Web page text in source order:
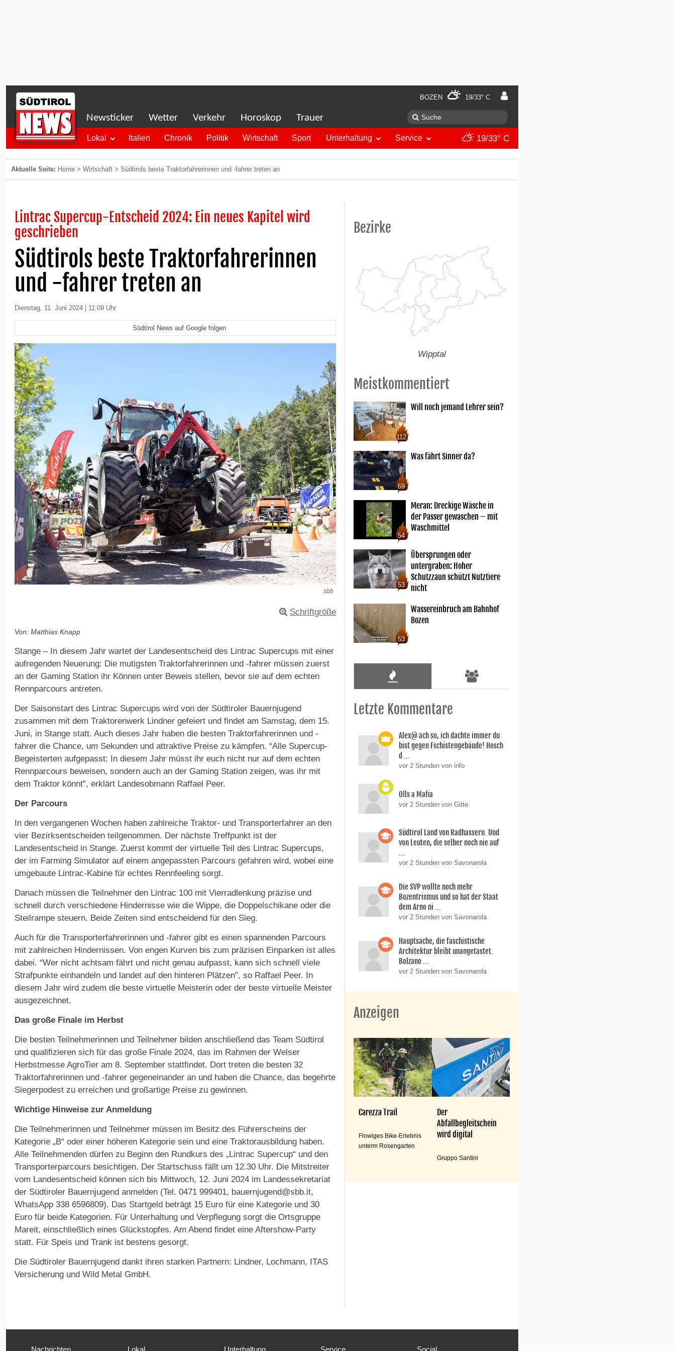
BOZEN 19/33° C
Newsticker Wetter Verkehr Horoskop Trauer
Lokal Italien Chronik Politik Wirtschaft Sport Unterhaltung Service 19/33° C
Aktuelle Seite: Home > Wirtschaft > Südtirols beste Traktorfahrerinnen und -fahrer treten an
Lintrac Supercup-Entscheid 2024: Ein neues Kapitel wird
geschrieben
Südtirols beste Traktorfahrerinnen
und -fahrer treten an
Dienstag, 11. Juni 2024 | 11:09 Uhr
Südtirol News auf Google folgen
sbb
Schriftgröße
Von: Matthias Knapp
Stange – In diesem Jahr wartet der Landesentscheid des Lintrac Supercups mit einer
aufregenden Neuerung: Die mutigsten Traktorfahrerinnen und -fahrer müssen zuerst
an der Gaming Station ihr Können unter Beweis stellen, bevor sie auf dem echten
Rennparcours antreten.
Der Saisonstart des Lintrac Supercups wird von der Südtiroler Bauernjugend
zusammen mit dem Traktorenwerk Lindner gefeiert und findet am Samstag, dem 15.
Juni, in Stange statt. Auch dieses Jahr haben die besten Traktorfahrerinnen und -
fahrer die Chance, um Sekunden und attraktive Preise zu kämpfen. “Alle Supercup-
Begeisterten aufgepasst: In diesem Jahr müsst ihr euch nicht nur auf dem echten
Rennparcours beweisen, sondern auch an der Gaming Station zeigen, was ihr mit
dem Traktor könnt”, erklärt Landesobmann Raffael Peer.
Der Parcours
In den vergangenen Wochen haben zahlreiche Traktor- und Transporterfahrer an den
vier Bezirksentscheiden teilgenommen. Der nächste Treffpunkt ist der
Landesentscheid in Stange. Zuerst kommt der virtuelle Teil des Lintrac Supercups,
der im Farming Simulator auf einem angepassten Parcours gefahren wird, wobei eine
umgebaute Lintrac-Kabine für echtes Rennfeeling sorgt.
Danach müssen die Teilnehmer den Lintrac 100 mit Vierradlenkung präzise und
schnell durch verschiedene Hindernisse wie die Wippe, die Doppelschikane oder die
Steilrampe steuern. Beide Zeiten sind entscheidend für den Sieg.
Auch für die Transporterfahrerinnen und -fahrer gibt es einen spannenden Parcours
mit zahlreichen Hindernissen. Von engen Kurven bis zum präzisen Einparken ist alles
dabei. “Wer nicht achtsam fährt und nicht genau aufpasst, kann sich schnell viele
Strafpunkte einhandeln und landet auf den hinteren Plätzen”, so Raffael Peer. In
diesem Jahr wird zudem die beste virtuelle Meisterin oder der beste virtuelle Meister
ausgezeichnet.
Das große Finale im Herbst
Die besten Teilnehmerinnen und Teilnehmer bilden anschließend das Team Südtirol
und qualifizieren sich für das große Finale 2024, das im Rahmen der Welser
Herbstmesse AgroTier am 8. September stattfindet. Dort treten die besten 32
Traktorfahrerinnen und -fahrer gegeneinander an und haben die Chance, das begehrte
Siegerpodest zu erreichen und großartige Preise zu gewinnen.
Wichtige Hinweise zur Anmeldung
Die Teilnehmerinnen und Teilnehmer müssen im Besitz des Führerscheins der
Kategorie „B“ oder einer höheren Kategorie sein und eine Traktorausbildung haben.
Alle Teilnehmenden dürfen zu Beginn den Rundkurs des „Lintrac Supercup“ und den
Transporterparcours besichtigen. Der Startschuss fällt um 12.30 Uhr. Die Mitstreiter
vom Landesentscheid können sich bis Mittwoch, 12. Juni 2024 im Landessekretariat
der Südtiroler Bauernjugend anmelden (Tel. 0471 999401, bauernjugend@sbb.it,
WhatsApp 338 6596809). Das Startgeld beträgt 15 Euro für eine Kategorie und 30
Euro für beide Kategorien. Für Unterhaltung und Verpflegung sorgt die Ortsgruppe
Mareit, einschließlich eines Glückstopfes. Am Abend findet eine Aftershow-Party
statt. Für Speis und Trank ist bestens gesorgt.
Die Südtiroler Bauernjugend dankt ihren starken Partnern: Lindner, Lochmann, ITAS
Versicherung und Wild Metal GmbH.
Bezirke
Wipptal
Meistkommentiert
112
Will noch jemand Lehrer sein?
69
Was fährt Sinner da?
54
Meran: Dreckige Wäsche in
der Passer gewaschen – mit
Waschmittel
53
Übersprungen oder
untergraben: Hoher
Schutzzaun schützt Nutztiere
nicht
53
Wassereinbruch am Bahnhof
Bozen
Letzte Kommentare
Alex@ ach so, ich dachte immer du
bist gegen Fschistengebäude! Hosch
d ...
vor 2 Stunden von info
Olls a Mafia
vor 2 Stunden von Gitte
Südtirol Land von Radhassern. Und
von Leuten, die selber noch nie auf
...
vor 2 Stunden von Savonarola
Die SVP wollte noch mehr
Bozentrismus und so hat der Staat
dem Arno ni ...
vor 2 Stunden von Savonarola
Hauptsache, die faschistische
Architektur bleibt unangetastet.
Bolzano ...
vor 2 Stunden von Savonarola
Anzeigen
Carezza Trail
Flowiges Bike-Erlebnis
unterm Rosengarten
Der
Abfallbegleitschein
wird digital
Gruppo Santini